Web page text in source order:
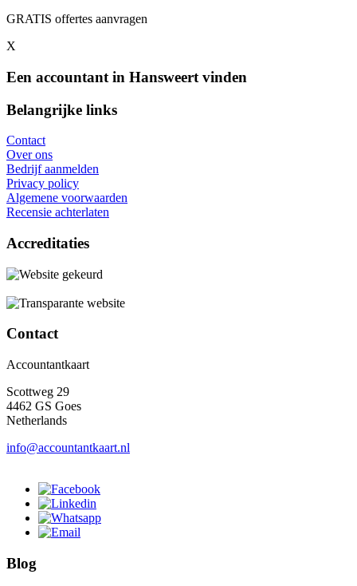
GRATIS offertes aanvragen
X
Een accountant in Hansweert vinden
Belangrijke links
Contact
Over ons
Bedrijf aanmelden
Privacy policy
Algemene voorwaarden
Recensie achterlaten
Accreditaties
Contact
Accountantkaart
Scottweg 29
4462 GS Goes
Netherlands
info@accountantkaart.nl
Blog